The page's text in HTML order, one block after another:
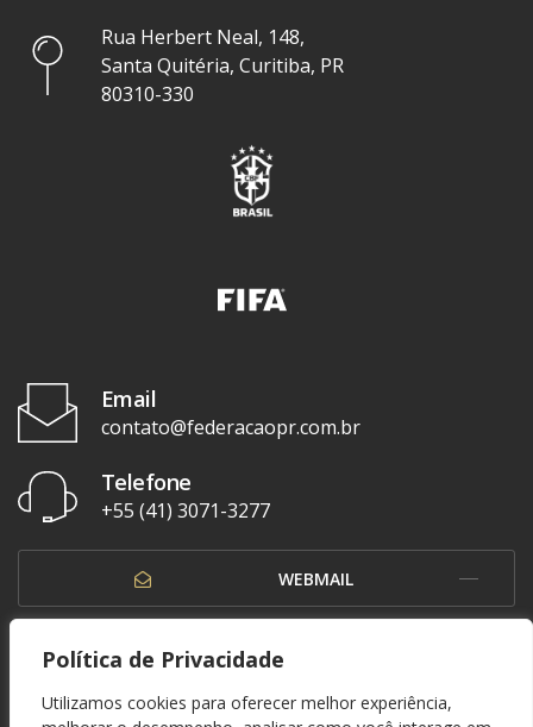
Política de Privacidade
Utilizamos cookies para oferecer melhor experiência,
Rua Herbert Neal, 148,
Santa Quitéria, Curitiba, PR
80310-330
Email
contato@federacaopr.com.br
Telefone
+55 (41) 3071-3277
WEBMAIL
OUVIDORIA